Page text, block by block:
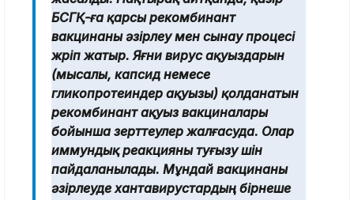
БСГҚ-ға қарсы рекомбинант
вакцинаны әзірлеу мен сынау процесі
жүріп жатыр. Яғни вирус ақуыздарын
(мысалы, капсид немесе
гликопротеиндер ақуызы) қолданатын
рекомбинант ақуыз вакциналары
бойынша зерттеулер жалғасуда. Олар
иммундық реакцияны туғызу үшін
пайдаланылады. Мұндай вакцинаны
әзірлеуде хантавирустардың бірнеше